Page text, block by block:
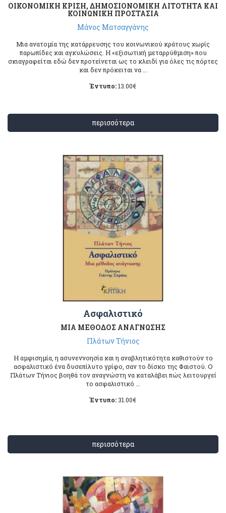
ΟΙΚΟΝΟΜΙΚΗ ΚΡΙΣΗ, ΔΗΜΟΣΙΟΝΟΜΙΚΗ ΛΙΤΟΤΗΤΑ ΚΑΙ
ΚΟΙΝΩΝΙΚΗ ΠΡΟΣΤΑΣΙΑ
Μάνος Ματσαγγάνης
Μια ανατομία της κατάρρευσης του κοινωνικού κράτους χωρίς
παρωπίδες και αγκυλώσεις. Η «εξισωτική μεταρρύθμιση» που
σκιαγραφείται εδώ δεν προτείνεται ως το κλειδί για όλες τις πόρτες
και δεν πρόκειται να ...
Έντυπο:13.00€
περισσότερα
Ασφαλιστικό
ΜΙΑ ΜΕΘΟΔΟΣ ΑΝΑΓΝΩΣΗΣ
Πλάτων Τήνιος
Η αμφισημία, η ασυνεννοησία και η αναβλητικότητα καθιστούν το
ασφαλιστικό ένα δυσεπίλυτο γρίφο, σαν το δίσκο της Φαιστού. Ο
Πλάτων Τήνιος βοηθά τον αναγνώστη να καταλάβει πώς λειτουργεί
το ασφαλιστικό ...
Έντυπο: 31.00€
περισσότερα